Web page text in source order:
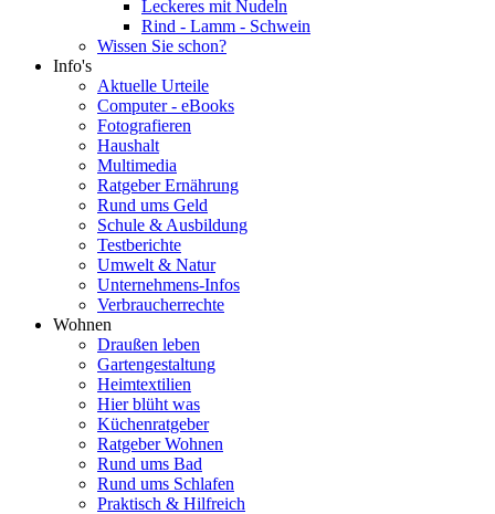
Leckeres mit Nudeln
Rind - Lamm - Schwein
Wissen Sie schon?
Info's
Aktuelle Urteile
Computer - eBooks
Fotografieren
Haushalt
Multimedia
Ratgeber Ernährung
Rund ums Geld
Schule & Ausbildung
Testberichte
Umwelt & Natur
Unternehmens-Infos
Verbraucherrechte
Wohnen
Draußen leben
Gartengestaltung
Heimtextilien
Hier blüht was
Küchenratgeber
Ratgeber Wohnen
Rund ums Bad
Rund ums Schlafen
Praktisch & Hilfreich